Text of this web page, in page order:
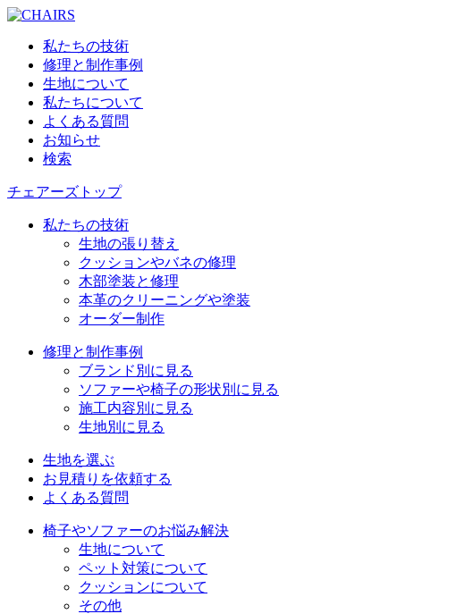
私たちの技術
修理と制作事例
生地について
私たちについて
よくある質問
お知らせ
検索
チェアーズトップ
私たちの技術
生地の張り替え
クッションやバネの修理
木部塗装と修理
本革のクリーニングや塗装
オーダー制作
修理と制作事例
ブランド別に見る
ソファーや椅子の形状別に見る
施工内容別に見る
生地別に見る
生地を選ぶ
お見積りを依頼する
よくある質問
椅子やソファーのお悩み解決
生地について
ペット対策について
クッションについて
その他